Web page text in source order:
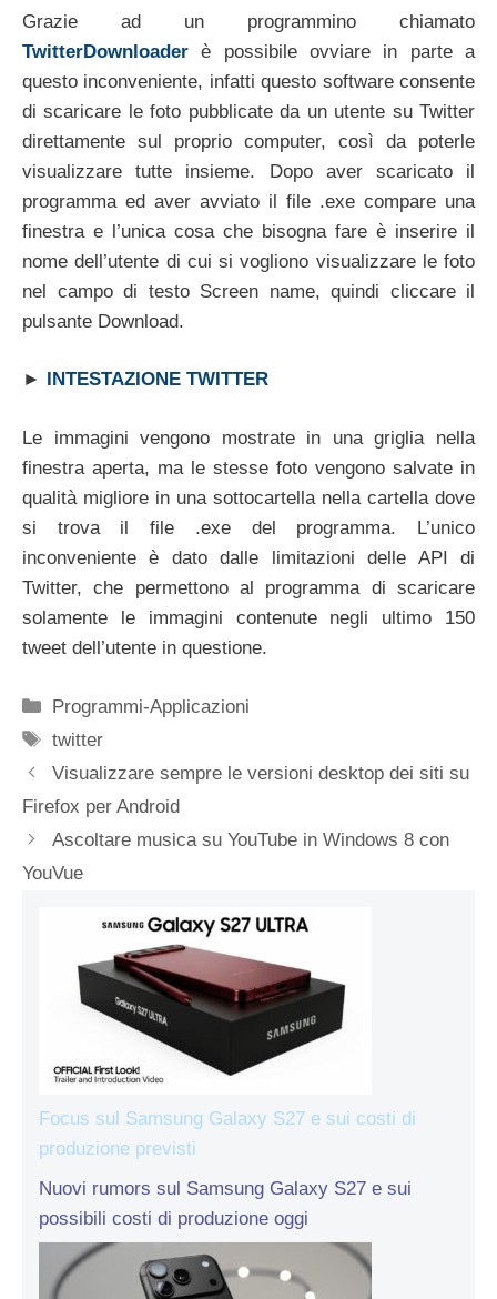
Grazie ad un programmino chiamato
TwitterDownloader è possibile ovviare in parte a
questo inconveniente, infatti questo software consente
di scaricare le foto pubblicate da un utente su Twitter
direttamente sul proprio computer, così da poterle
visualizzare tutte insieme. Dopo aver scaricato il
programma ed aver avviato il file .exe compare una
finestra e l’unica cosa che bisogna fare è inserire il
nome dell’utente di cui si vogliono visualizzare le foto
nel campo di testo Screen name, quindi cliccare il
pulsante Download.
► INTESTAZIONE TWITTER
Le immagini vengono mostrate in una griglia nella
finestra aperta, ma le stesse foto vengono salvate in
qualità migliore in una sottocartella nella cartella dove
si trova il file .exe del programma. L’unico
inconveniente è dato dalle limitazioni delle API di
Twitter, che permettono al programma di scaricare
solamente le immagini contenute negli ultimo 150
tweet dell’utente in questione.
Categorie
Programmi-Applicazioni
Tag
twitter
Visualizzare sempre le versioni desktop dei siti su
Firefox per Android
Ascoltare musica su YouTube in Windows 8 con
YouVue
Focus sul Samsung Galaxy S27 e sui costi di
produzione previsti
Nuovi rumors sul Samsung Galaxy S27 e sui
possibili costi di produzione oggi